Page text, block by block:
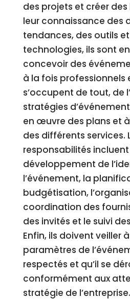
des projets et créer des
leur connaissance des
tendances, des outils
technologies, ils sont
concevoir des
à la fois professionnels
s’occupent de tout, de
stratégies
en œuvre des plans et
des différents services.
responsabilités incluent
développement de
l’événement, la
budgétisation,
coordination des
des invités et le suivi
Enfin, ils doivent veiller
paramètres de
respectés et qu’il se
conformément aux
stratégie de l’entreprise.